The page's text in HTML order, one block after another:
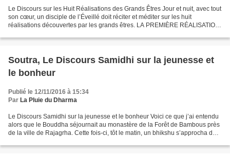
Le Discours sur les Huit Réalisations des Grands Êtres Jour et nuit, avec tout
son cœur, un disciple de l’Éveillé doit réciter et méditer sur les huit
réalisations découvertes par les grands êtres. LA PREMIÈRE RÉALISATION
Soutra, Le Discours Samidhi sur la jeunesse et
le bonheur
Publié le 12/11/2016 à 15:34
Par La Pluie du Dharma
Le Discours Samidhi sur la jeunesse et le bonheur Voici ce que j’ai entendu
alors que le Bouddha séjournait au monastère de la Forêt de Bambous près
de la ville de Rajagrha. Cette fois-ci, tôt le matin, un bhikshu s’approcha des